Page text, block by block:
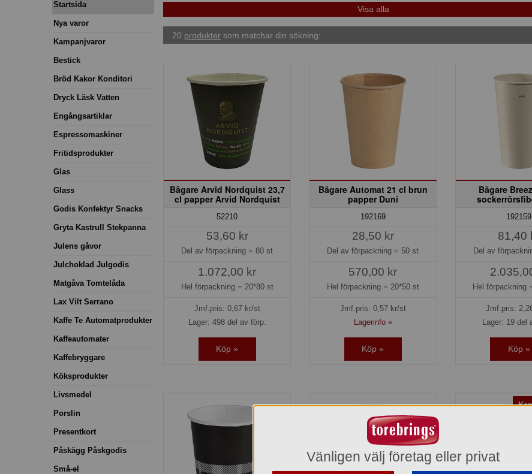
Startsida
Nya varor
Kampanjvaror
Bestick
Bröd Kakor Konditori
Dryck Läsk Vatten
Engångsartiklar
Espressomaskiner
Fritidsprodukter
Glas
Glass
Godis Konfektyr Snacks
Gryta Kastrull Stekpanna
Julens gåvor
Julchoklad Julgodis
Matgåva Tomtelåda
Lax Vilt Serrano
Kaffe Te Automatprodukter
Kaffeautomater
Kaffebryggare
Köksprodukter
Livsmedel
Porslin
Presentkort
Påskägg Påskgodis
Små-el
20 produkter som matchar din sökning:
Bägare Arvid Nordquist 23,7
cl papper Arvid Nordquist
52210
53,60 kr
Del av förpackning =80 st
1.072,00 kr
Hel förpackning = 20*80 st
Jmf.pris: 0,67kr/st
Lager: 498 del av förp.
Köp »
Bägare Automat 21 cl brun
papper Duni
192169
28,50 kr
Del av förpackning = 50 st
570,00 kr
Hel förpackning = 20*50 st
Jmf.pris: 0,57kr/st
Lagerinfo »
Köp »
Bägare
192159
81,40
Del av
Hel förpackning
Jmf.pris:
Lager: 19 del
Köp »
Vänligen välj företag eller privat